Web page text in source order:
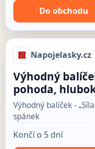
Do obchodu
Napojelasky.cz
Výhodný
pohoda,
Výhodný balíček -
spánek
Končí o 5 dní